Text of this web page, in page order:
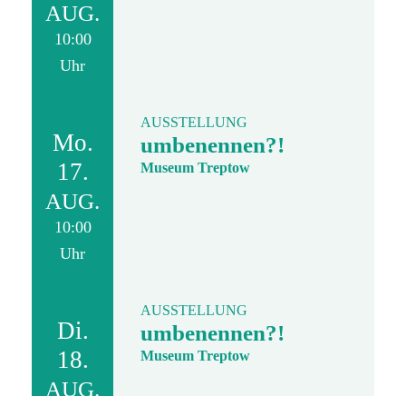
AUG.
10:00
Uhr
Mo.
17.
AUG.
10:00
Uhr
AUSSTELLUNG
umbenennen?!
Museum Treptow
Di.
18.
AUG.
AUSSTELLUNG
umbenennen?!
Museum Treptow